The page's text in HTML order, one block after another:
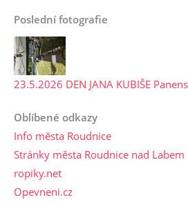
Poslední fotografie
23.5.2026 DEN JANA KUBIŠE
Oblíbené odkazy
Info města Roudnice
Stránky města Roudnice nad Labem
ropiky.net
Opevneni.cz